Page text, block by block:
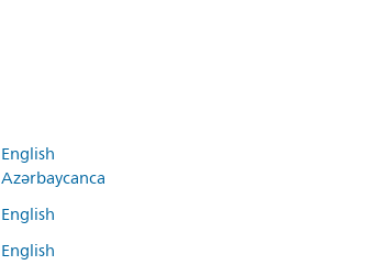
English
Azərbaycanca
English
English